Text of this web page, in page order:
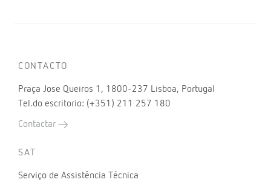
CONTACTO
Praça Jose Queiros 1, 1800-237 Lisboa, Portugal
Tel.do escritorio: (+351) 211 257 180
Contactar
SAT
Serviço de Assistência Técnica